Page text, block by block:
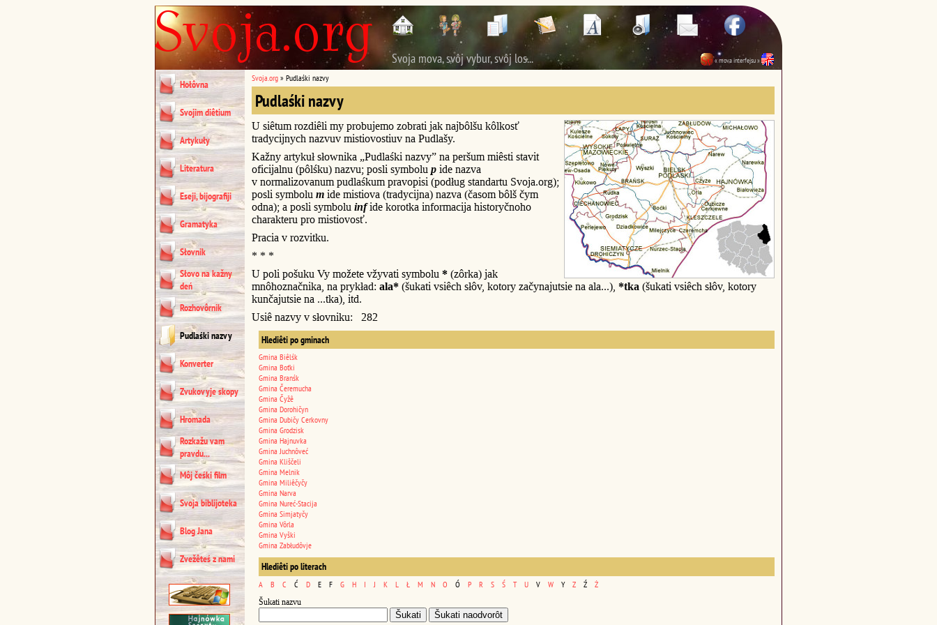
Svoja mova, svôj vybur, svôj los... « mova interfejsu »
Hołôvna
Svojim diêtium
Artykuły
Literatura
Eseji, bijografiji
Gramatyka
Słovnik
Słovo na kažny
deń
Rozhovôrnik
Pudlaśki nazvy
Konverter
Zvukovyje skopy
Hromada
Rozkažu vam
pravdu...
Môj čeśki film
Svoja biblijoteka
Blog Jana
Zvežêteś z nami
Svoja.org » Pudlaśki nazvy
Pudlaśki nazvy
U siêtum rozdiêli my probujemo zobrati jak najbôlšu kôlkosť
tradycijnych nazvuv mistiovostiuv na Pudlašy.
Kažny artykuł słownika „Pudlaśki nazvy” na peršum miêsti stavit
oficijalnu (pôlśku) nazvu; posli symbolu p ide nazva
v normalizovanum pudlaśkum pravopisi (podług standartu Svoja.org);
posli symbolu m ide mistiova (tradycijna) nazva (časom bôlš čym
odna); a posli symbolu infide korotka informacija historyčnoho
charakteru pro mistiovosť.
Pracia v rozvitku.
* * *
U poli pošuku Vy možete vžyvati symbolu * (zôrka) jak
mnôhoznačnika, na prykład: ala* (šukati vsiêch słôv, kotory začynajutsie na ala...), *tka (šukati vsiêch słôv, kotory
kunčajutsie na ...tka), itd.
Usiê nazvy v słovniku: 282
Hlediêti po gminach
Gmina Biêlśk
Gmina Boťki
Gmina Branśk
Gmina Čeremucha
Gmina Čyžê
Gmina Dorohičyn
Gmina Dubičy Cerkovny
Gmina Grodzisk
Gmina Hajnuvka
Gmina Juchnôveć
Gmina Kliščeli
Gmina Melnik
Gmina Miliêčyčy
Gmina Narva
Gmina Nureć-Stacija
Gmina Simjatyčy
Gmina Vôrla
Gmina Vyški
Gmina Zabłudôvje
Hlediêti po literach
A B C Ć D E F G H I J K L Ł M N O Ó P R S Ś T U V W Y Z Ź Ż
Šukati nazvu